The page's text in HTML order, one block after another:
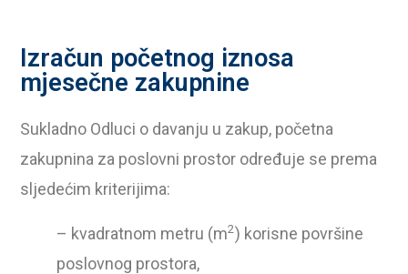
Izračun početnog iznosa
mjesečne zakupnine
Sukladno Odluci o davanju u zakup, početna
zakupnina za poslovni prostor određuje se prema
sljedećim kriterijima:
– kvadratnom metru (m2) korisne površine
poslovnog prostora,